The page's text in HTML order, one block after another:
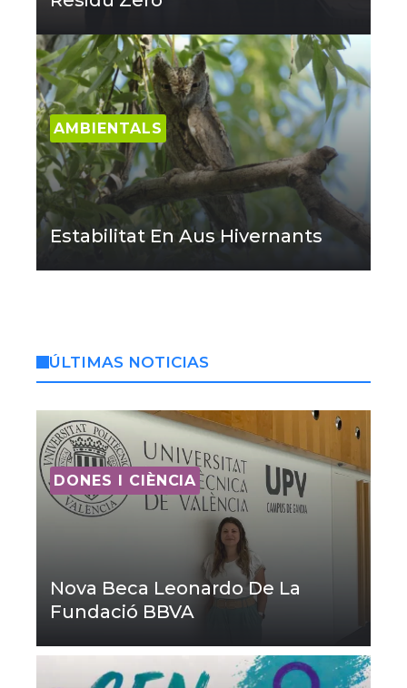
AMBIENTALS
Estabilitat En Aus Hivernants
ÚLTIMAS NOTICIAS
DONES I CIÈNCIA
Nova Beca Leonardo De La
Fundació BBVA